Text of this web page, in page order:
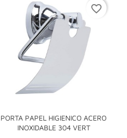
PORTA PAPEL HIGIENICO ACERO
INOXIDABLE 304 VERT

favorite_border